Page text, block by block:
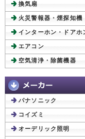
換気扇
火災警報器・煙探知機
インターホン・ドアホ
エアコン
空気清浄・除菌機器
パナソニック
コイズミ
オーデリック照明